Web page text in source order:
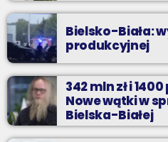
Bielsko-Biała:
produkcyjnej
342 mln zł i
Nowe wątki w
Bielska-Białej